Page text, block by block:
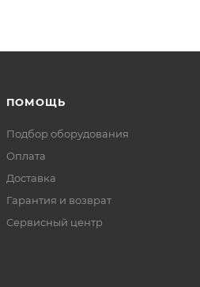
ПОМОЩЬ
Подбор оборудования
Оплата
Доставка
Гарантия и возврат
Сервисный центр